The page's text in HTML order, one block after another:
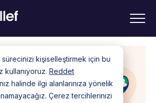
sürecinizi kişiselleştirmek için bu
Reddet
halinde ilgi alanlarınıza yönelik
Çerez tercihlerinizi